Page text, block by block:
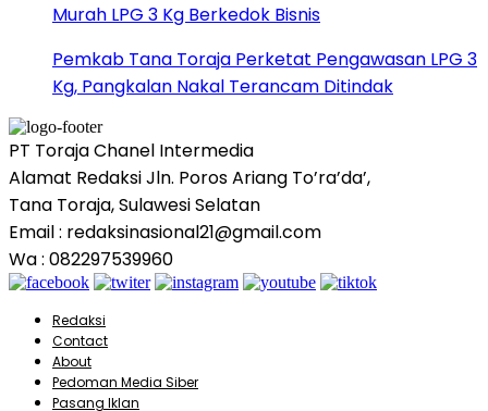
Murah LPG 3 Kg Berkedok Bisnis
Pemkab Tana Toraja Perketat Pengawasan LPG 3
Kg, Pangkalan Nakal Terancam Ditindak
PT Toraja Chanel Intermedia
Alamat Redaksi Jln. Poros Ariang To’ra’da’,
Tana Toraja, Sulawesi Selatan
Email : redaksinasional21@gmail.com
Wa : 082297539960
Redaksi
Contact
About
Pedoman Media Siber
Pasang Iklan